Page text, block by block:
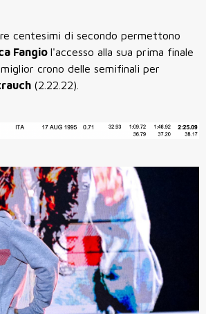
centesimi di secondo permettono
Fangio l'accesso alla sua prima finale
crono delle semifinali per
(2.22.22).